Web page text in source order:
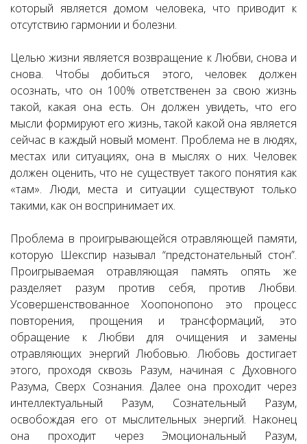
который является домом человека, что приводит к
отсутствию гармонии и болезни.
Целью жизни является возвращение к Любви, снова и
снова. Чтобы добиться этого, человек должен
осознать, что он 100% ответственен за свою жизнь
такой, какая она есть. Он должен увидеть, что его
мысли формируют его жизнь, такой какой она является
сейчас в каждый новый момент. Проблема не в людях,
местах или ситуациях, она в мыслях о них. Человек
должен оценить, что не существует такого понятия как
«там». Люди, места и ситуации существуют только
такими, как он воспринимает их.
Проблема в проигрывающейся отравляющей памяти,
которую Шекспир называл “предстонательный стон”.
Проигрываемая отравляющая память опять же
разделяет разум против себя, против Любви.
Усовершенствованное Хоопонопоно это процесс
повторения, прощения и трансформаций, это
обращение к Любви для очищения и замены
отравляющих энергий Любовью. Любовь достигает
этого, проходя сквозь Разум, начиная с Духовного
Разума, Сверх Сознания. Далее она проходит через
интеллектуальный Разум, Сознательный Разум,
освобождая его от мыслительных энергий. Наконец
она проходит через Эмоциональный Разум,